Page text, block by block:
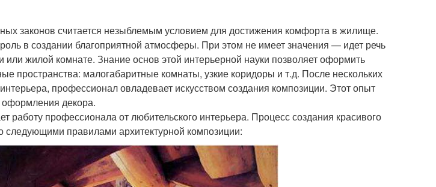
законов считается незыблемым условием для достижения комфорта в жилище.
в создании благоприятной атмосферы. При этом не имеет значения — идет речь
жилой комнате. Знание основ этой интерьерной науки позволяет оформить
пространства: малогабаритные комнаты, узкие коридоры и т.д. После нескольких
профессионал овладевает искусством создания композиции. Этот опыт
оформления декора.
работу профессионала от любительского интерьера. Процесс создания красивого
следующими правилами архитектурной композиции: